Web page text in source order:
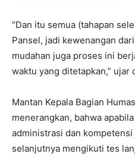
“Dan itu semua (tahapan
Pansel, jadi kewenangan
mudahan juga proses ini
waktu yang ditetapkan,” ujar
Mantan Kepala Bagian
menerangkan, bahwa
administrasi dan
selanjutnya mengikuti tes